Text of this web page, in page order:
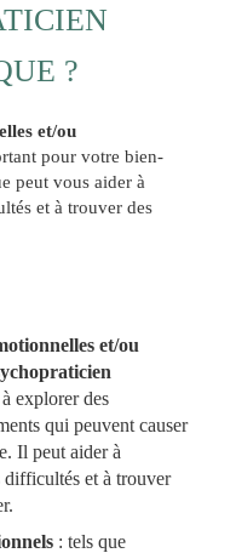
?
et/ou
pour votre bien-
peut vous aider à
et à trouver des
et/ou
explorer des
qui peuvent causer
Il peut aider à
et à trouver
: tels que